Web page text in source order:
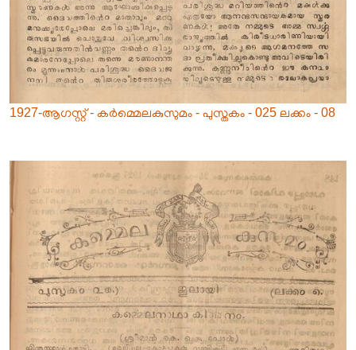
1927-ആഗസ്റ്റ് - കർമ്മെലകുസുമം - പുസ്തകം - 025 ലക്കം - 08